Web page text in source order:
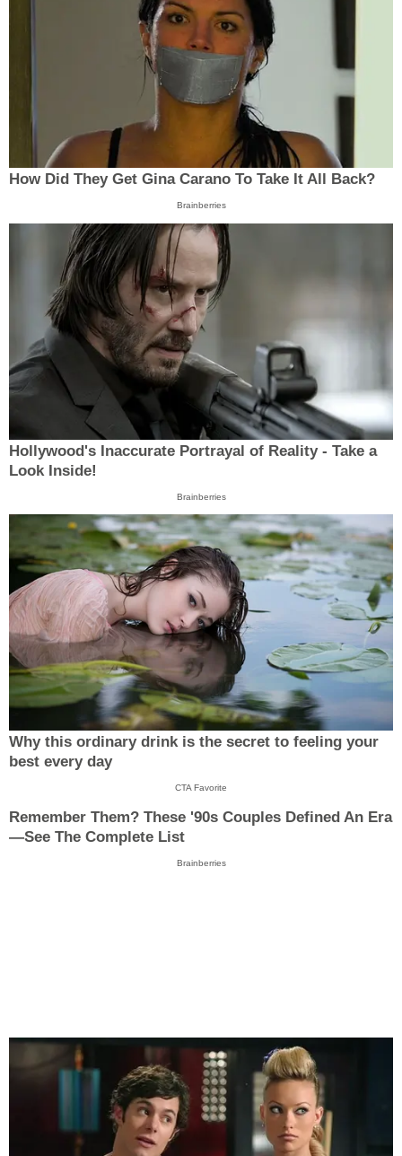
How Did They Get Gina Carano To Take It All Back?
Brainberries
Hollywood's Inaccurate Portrayal of Reality - Take a
Look Inside!
Brainberries
Why this ordinary drink is the secret to feeling your
best every day
CTA Favorite
Remember Them? These '90s Couples Defined An Era
—See The Complete List
Brainberries